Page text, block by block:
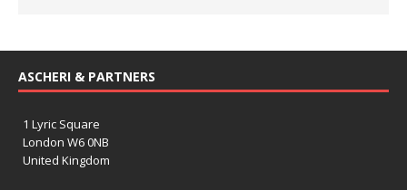
ASCHERI & PARTNERS
1 Lyric Square
London W6 0NB
United Kingdom